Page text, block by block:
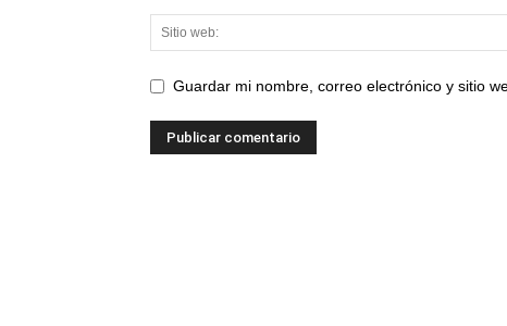
Guardar mi nombre, correo electrónico y sitio